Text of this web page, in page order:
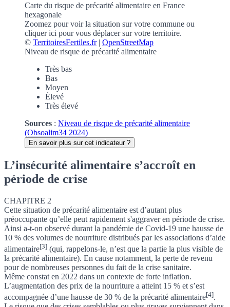
Carte du risque de précarité alimentaire en France
hexagonale
Zoomez pour voir la situation sur votre commune ou
cliquer ici pour vous déplacer sur votre territoire.
© TerritoiresFertiles.fr| OpenStreetMap
Niveau de risque de précarité alimentaire
Très bas
Bas
Moyen
Élevé
Très élevé
Sources : Niveau de risque de précarité alimentaire
(Obsoalim34 2024)
En savoir plus sur cet indicateur ?
L’insécurité alimentaire s’accroît en
période de crise
CHAPITRE 2
Cette situation de précarité alimentaire est d’autant plus
préoccupante qu’elle peut rapidement s'aggraver en période de crise.
Ainsi a-t-on observé durant la pandémie de Covid-19 une hausse de
10 % des volumes de nourriture distribués par les associations d’aide
alimentaire[3] (qui, rappelons-le, n’est que la partie la plus visible de
la précarité alimentaire). En cause notamment, la perte de revenu
pour de nombreuses personnes du fait de la crise sanitaire.
Même constat en 2022 dans un contexte de forte inflation.
L’augmentation des prix de la nourriture a atteint 15 % et s’est
accompagnée d’une hausse de 30 % de la précarité alimentaire[4].